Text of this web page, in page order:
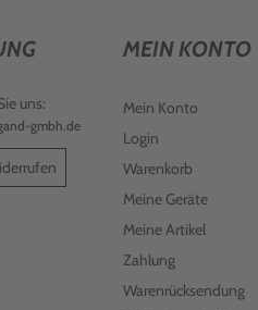
inkl. MwSt. zzgl. Versand
TONER 24B6848
inkl. MwSt. zzgl. Versand
uns:
gmbh.de
MEIN KONTO
Mein Konto
Login
Warenkorb
Meine Geräte
Meine Artikel
Zahlung
Warenrücksendung